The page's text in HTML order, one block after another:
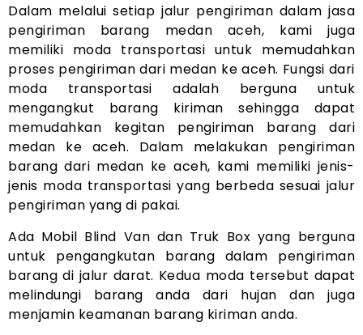
Dalam melalui setiap jalur pengiriman dalam jasa
pengiriman barang medan aceh, kami juga
memiliki moda transportasi untuk memudahkan
proses pengiriman dari medan ke aceh. Fungsi dari
moda transportasi adalah berguna untuk
mengangkut barang kiriman sehingga dapat
memudahkan kegitan pengiriman barang dari
medan ke aceh. Dalam melakukan pengiriman
barang dari medan ke aceh, kami memiliki jenis-
jenis moda transportasi yang berbeda sesuai jalur
pengiriman yang di pakai.
Ada Mobil Blind Van dan Truk Box yang berguna
untuk pengangkutan barang dalam pengiriman
barang di jalur darat. Kedua moda tersebut dapat
melindungi barang anda dari hujan dan juga
menjamin keamanan barang kiriman anda.